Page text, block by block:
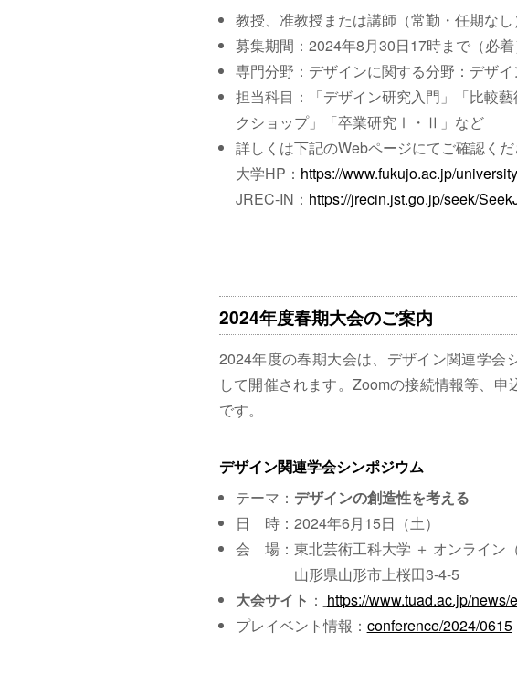
教授、准教授または講師（常勤・任期なし
募集期間：2024年8月30日17時まで（必着
専門分野：デザインに関する分野：デザ
担当科目：「デザイン研究入門」「比較
クショップ」「卒業研究Ⅰ・Ⅱ」など
詳しくは下記のWebページにてご確認くだ
大学HP： https://www.fukujo.ac.jp/
JREC-IN： https://jrecin.jst.go.jp/seek/
2024年度春期大会のご案内
2024年度の春期大会は、デザイン関連学会
して開催されます。Zoomの接続情報等、
です。
デザイン関連学会シンポジウム
テーマ： デザインの創造性を考える
日 時：2024年6月15日（土）
会 場：東北芸術工科大学 ＋ オンライン（
山形県山形市上桜田3-4-5
大会サイト ： https://www.tuad.ac.jp/news/
プレイベント情報： conference/2024/0615